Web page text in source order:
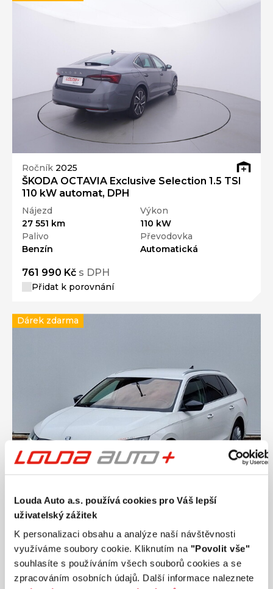
Louda Auto a.s. používá cookies pro Váš lepší
uživatelský zážitek
K personalizaci obsahu a analýze naší návštěvnosti
využíváme soubory cookie. Kliknutím na "Povolit vše"
souhlasíte s používáním všech souborů cookies a se
zpracováním osobních údajů. Další informace naleznete
Ročník 2025
ŠKODA OCTAVIA Exclusive Selection 1.5 TSI
110 kW automat, DPH
Nájezd
27 551 km
Výkon
110 kW
Palivo
Benzín
Převodovka
Automatická
761 990 Kč s DPH
Přidat k porovnání
Ročník2021
ŠKODA OCTAVIA Style 2.0 TDI 110 kW
automat, DPH
Nájezd
224 213 km
Výkon
Palivo
Převodovka
Dárek zdarma